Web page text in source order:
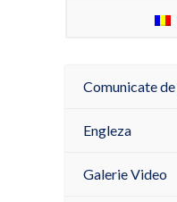
Comunicate
Engleza
Galerie Video